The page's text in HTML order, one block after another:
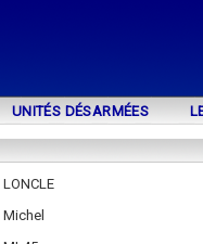
UNITÉS DÉSARMÉES
LONCLE
Michel